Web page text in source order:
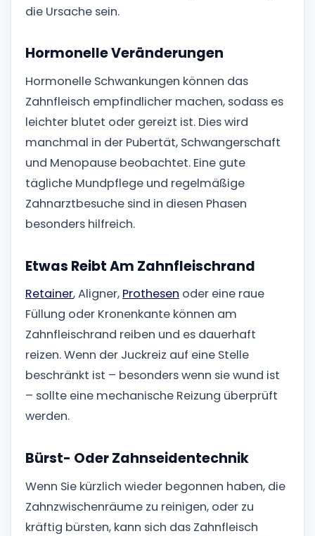
die Ursache sein.
Hormonelle Veränderungen
Hormonelle Schwankungen können das
Zahnfleisch empfindlicher machen, sodass es
leichter blutet oder gereizt ist. Dies wird
manchmal in der Pubertät, Schwangerschaft
und Menopause beobachtet. Eine gute
tägliche Mundpflege und regelmäßige
Zahnarztbesuche sind in diesen Phasen
besonders hilfreich.
Etwas Reibt Am Zahnfleischrand
Retainer, Aligner, Prothesen oder eine raue
Füllung oder Kronenkante können am
Zahnfleischrand reiben und es dauerhaft
reizen. Wenn der Juckreiz auf eine Stelle
beschränkt ist – besonders wenn sie wund ist
– sollte eine mechanische Reizung überprüft
werden.
Bürst- Oder Zahnseidentechnik
Wenn Sie kürzlich wieder begonnen haben, die
Zahnzwischenräume zu reinigen, oder zu
kräftig bürsten, kann sich das Zahnfleisch